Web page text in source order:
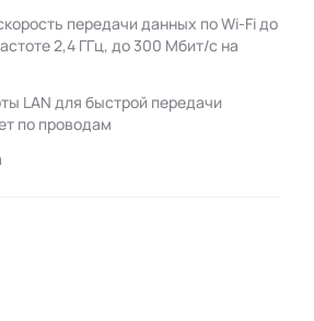
передачи данных по Wi-Fi до
2,4 ГГц, до 300 Мбит/с на
LAN для быстрой передачи
по проводам